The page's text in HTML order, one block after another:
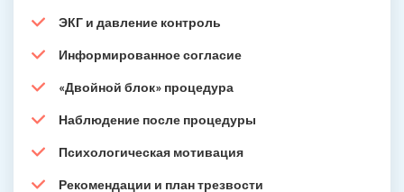
ЭКГ и давление контроль
Информированное согласие
«Двойной блок» процедура
Наблюдение после процедуры
Психологическая мотивация
Рекомендации и план трезвости